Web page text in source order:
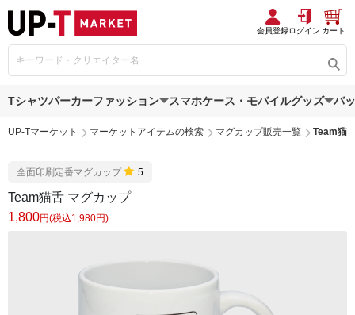
会員登録ログイン カート
Tシャツパーカーファッション スマホケース・モバイルグッズ バ
UP-Tマーケット マーケットアイテムの検索 マグカップ販売一覧 Team猫
全面印刷定番マグカップ 5
Team猫舌 マグカップ
1,800円(税込1,980円)